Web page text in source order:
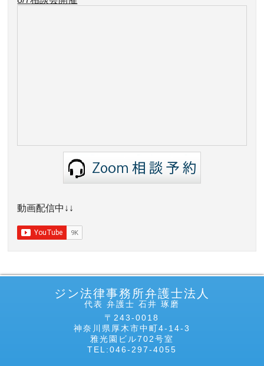
動画配信中↓↓
ジン法律事務所弁護士法人
代表 弁護士 石井 琢磨
〒243-0018
神奈川県厚木市中町4-14-3
雅光園ビル702号室
TEL:046-297-4055